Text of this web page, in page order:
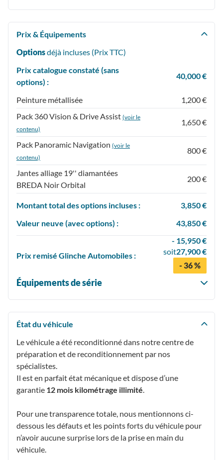
Prix & Équipements
Optionsdéjà incluses (PrixTTC)
Prix catalogue constaté (sans
options) :
40,000 €
Peinture métallisée
1,200 €
Pack 360 Vision & Drive Assist (voir le
contenu)
1,650 €
Pack Panoramic Navigation (voir le
contenu)
800 €
Jantes alliage 19'' diamantées
BREDA Noir Orbital
200 €
Montant total des options incluses :
3,850 €
Valeur neuve (avec options) :
43,850 €
Prix remisé Glinche Automobiles :
- 15,950 €
soit27,900 €
- 36 %
Équipements de série
État du véhicule
Le véhicule a été reconditionné dans notre centre de
préparation et de reconditionnement par nos
spécialistes.
Il est en parfait état mécanique et dispose d’une
garantie 12 mois kilométrage illimité.
Pour une transparence totale, nous mentionnons ci-
dessous les défauts et les points forts du véhicule pour
n’avoir aucune surprise lors de la prise en main du
véhicule.